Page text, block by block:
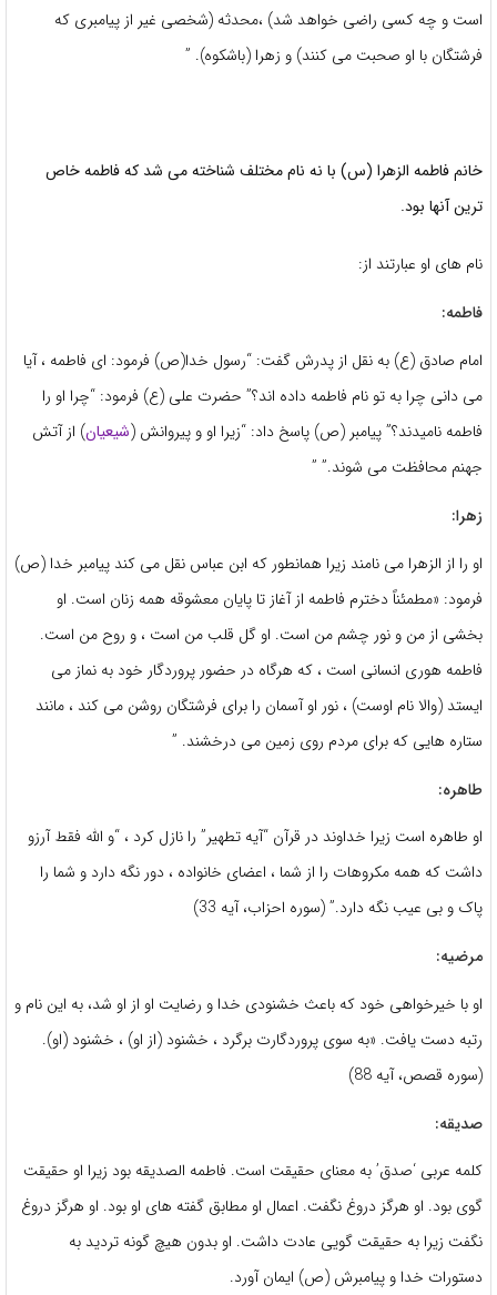
است و چه کسی راضی خواهد شد) ،محدثه (شخصی غیر از پیامبری که
فرشتگان با او صحبت می کنند) و زهرا (باشکوه). ”
خانم فاطمه الزهرا (س) با نه نام مختلف شناخته می شد که فاطمه خاص
ترین آنها بود.
نام های او عبارتند از:
فاطمه:
امام صادق (ع) به نقل از پدرش گفت: “رسول خدا(ص) فرمود: ای فاطمه ، آیا
می دانی چرا به تو نام فاطمه داده اند؟” حضرت علی (ع) فرمود: “چرا او را
فاطمه نامیدند؟” پیامبر (ص) پاسخ داد: “زیرا او و پیروانش (شیعیان) از آتش
جهنم محافظت می شوند.” ”
زهرا:
او را از الزهرا می نامند زیرا همانطور که ابن عباس نقل می کند پیامبر خدا (ص)
فرمود: «مطمئناً دخترم فاطمه از آغاز تا پایان معشوقه همه زنان است. او
بخشی از من و نور چشم من است. او گل قلب من است ، و روح من است.
فاطمه هوری انسانی است ، که هرگاه در حضور پروردگار خود به نماز می
ایستد (والا نام اوست) ، نور او آسمان را برای فرشتگان روشن می کند ، مانند
ستاره هایی که برای مردم روی زمین می درخشند. ”
طاهره:
او طاهره است زیرا خداوند در قرآن “آیه تطهیر” را نازل کرد ، “و الله فقط آرزو
داشت که همه مکروهات را از شما ، اعضای خانواده ، دور نگه دارد و شما را
پاک و بی عیب نگه دارد.” (سوره احزاب، آیه 33)
مرضیه:
او با خیرخواهی خود که باعث خشنودی خدا و رضایت او از او شد، به این نام و
رتبه دست یافت. «به سوى پروردگارت برگرد ، خشنود (از او) ، خشنود (او).
(سوره قصص، آیه 88)
صدیقه:
کلمه عربی ‘صدق’ به معنای حقیقت است. فاطمه الصدیقه بود زیرا او حقیقت
گوی بود. او هرگز دروغ نگفت. اعمال او مطابق گفته های او بود. او هرگز دروغ
نگفت زیرا به حقیقت گویی عادت داشت. او بدون هیچ گونه تردید به
دستورات خدا و پیامبرش (ص) ایمان آورد.